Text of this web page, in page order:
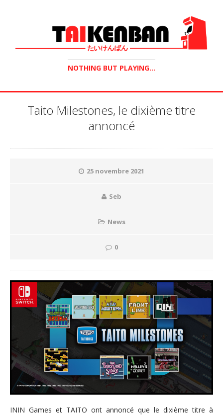
NOTHING BUT PLAYING...
Taito Milestones, le dixième titre
annoncé
25 novembre 2021
Seb
News
0
ININ Games et TAITO ont annoncé que le dixième titre à